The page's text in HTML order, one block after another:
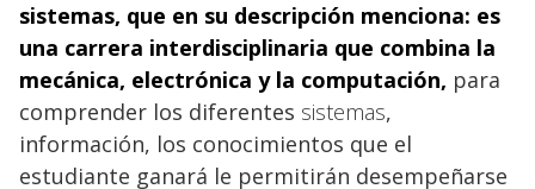
sistemas, que en su descripción menciona: es
una carrera interdisciplinaria que combina la
mecánica, electrónica y la computación, para
comprender los diferentes sistemas,
información, los conocimientos que el
estudiante ganará le permitirán desempeñarse